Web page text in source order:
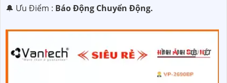
️🔔 Ưu Điểm : Báo Động Chuyển Động.